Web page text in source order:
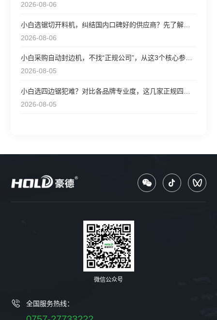
2026-08-06
小白选锯切开料机，纠结国内口碑好的供应商？先了解这些参数
2026-08-06
小白采购自动封边机，不找“正规公司”，从这3个核心参数选更靠
2026-08-05
小白选四边锯犯难？对比各品牌专业度，这几家正规四边锯值得
2026-08-05
微信公众号
全国服务热线：